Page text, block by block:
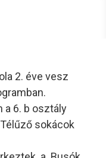
2. éve vesz
a 6. b osztály
sokácok